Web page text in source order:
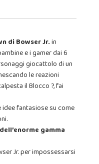
di Bowser Jr.in
e i gamer dai 6
giocattolo di un
le reazioni
il Blocco ?, fai
idee fantasiose su come
gamma
Jr. per impossessarsi